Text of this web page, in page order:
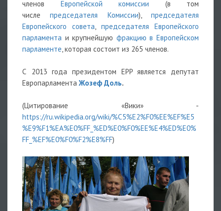
членов Европейской комиссии (в том
числепредседателя Комиссии),председателя
Европейского совета, председателя Европейского
парламента и крупнейшую фракцию в Европейском
парламенте, которая состоит из 265 членов.
С 2013 года президентом EPP является депутат
ЕвропарламентаЖозеф Доль.
(Цитирование «Вики» -
https://ru.wikipedia.org/wiki/%C5%E2%F0%EE%EF%E5
%E9%F1%EA%E0%FF_%ED%E0%F0%EE%E4%ED%E0%
FF_%EF%E0%F0%F2%E8%FF)